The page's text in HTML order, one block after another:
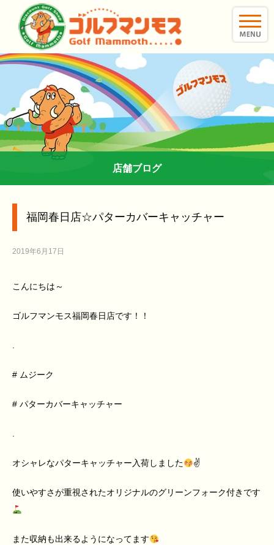
店舗ブログ
福岡春日店☆パターカバーキャッチャー
2019年6月17日
こんにちは～
ゴルフマンモス福岡春日店です！！
.
# ムジーク
# パターカバーキャッチャー
.
オシャレなパターキャッチャー入荷しました ✌
使いやすさが重視されたオリジナルのグリーンフォーク付きです
また収納も出来るようになってます